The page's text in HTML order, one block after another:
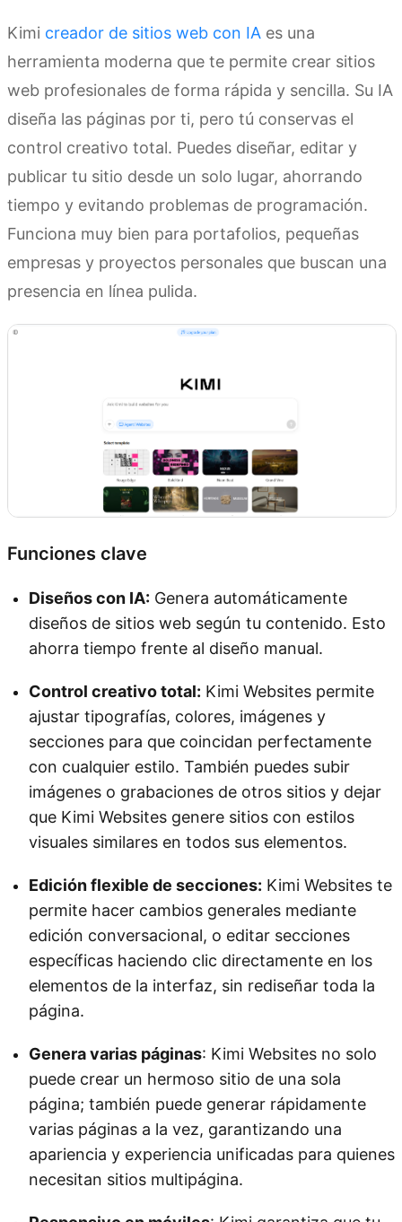
Kimi creador de sitios web con IA es una
herramienta moderna que te permite crear sitios
web profesionales de forma rápida y sencilla. Su IA
diseña las páginas por ti, pero tú conservas el
control creativo total. Puedes diseñar, editar y
publicar tu sitio desde un solo lugar, ahorrando
tiempo y evitando problemas de programación.
Funciona muy bien para portafolios, pequeñas
empresas y proyectos personales que buscan una
presencia en línea pulida.
Funciones clave
Diseños con IA: Genera automáticamente
diseños de sitios web según tu contenido. Esto
ahorra tiempo frente al diseño manual.
Control creativo total: Kimi Websites permite
ajustar tipografías, colores, imágenes y
secciones para que coincidan perfectamente
con cualquier estilo. También puedes subir
imágenes o grabaciones de otros sitios y dejar
que Kimi Websites genere sitios con estilos
visuales similares en todos sus elementos.
Edición flexible de secciones: Kimi Websites te
permite hacer cambios generales mediante
edición conversacional, o editar secciones
específicas haciendo clic directamente en los
elementos de la interfaz, sin rediseñar toda la
página.
Genera varias páginas: Kimi Websites no solo
puede crear un hermoso sitio de una sola
página; también puede generar rápidamente
varias páginas a la vez, garantizando una
apariencia y experiencia unificadas para quienes
necesitan sitios multipágina.